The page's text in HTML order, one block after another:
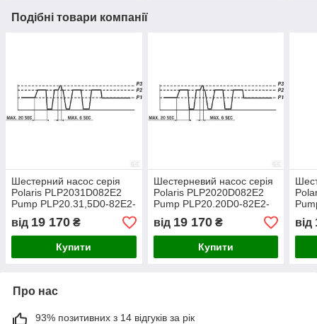
Подібні товари компанії
Шестерний насос серія
Polaris PLP2031D082E2
Pump PLP20.31,5D0-82E2-
від 19 170 ₴
Купити
Шестерневий насос серія
Polaris PLP2020D082E2
Pump PLP20.20D0-82E2-
від 19 170₴
Купити
від
Про нас
93% позитивних з 14 відгуків за рік